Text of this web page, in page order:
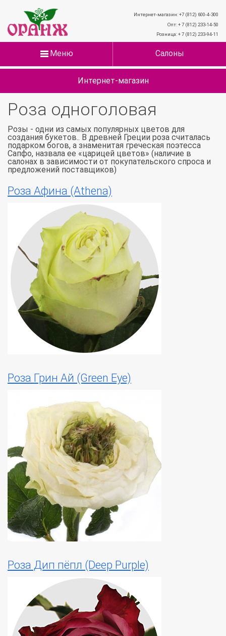
Интернет-магазин: +7 (812) 600-4-300
Опт: + 7 (812) 233-14-50
Розница: + 7 (812) 233-94-11
Меню Салоны
Интернет-магазин
Роза одноголовая
Розы - одни из самых популярных цветов для
создания букетов.. В древней Греции роза считалась
подарком богов, а знаменитая греческая поэтесса
Сапфо, назвала ее «царицей цветов» (наличие в
салонах в зависимости от покупательского спроса и
предложений поставщиков)
Роза Афина (Athena)
Роза Грин Ай (Green Eye)
Роза Дип пёпл (Deep Purple)